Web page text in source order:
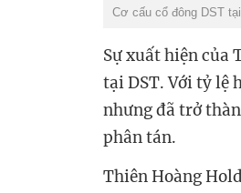
Cơ cấu cổ đông DST
Sự xuất hiện của
tại DST. Với tỷ lệ
nhưng đã trở
phân tán.
Thiên Hoàng